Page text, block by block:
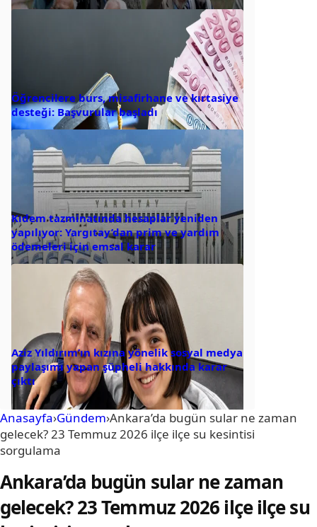
Öğrencilere burs, misafirhane ve kırtasiye
desteği: Başvurular başladı
Kıdem tazminatında hesaplar yeniden
yapılıyor: Yargıtay’dan prim ve yardım
ödemeleri için emsal karar
Aziz Yıldırım’ın kızına yönelik sosyal medya
paylaşımı yapan şüpheli hakkında karar
çıktı
Anasayfa›Gündem›Ankara’da bugün sular ne zaman
gelecek? 23 Temmuz 2026 ilçe ilçe su kesintisi
sorgulama
Ankara’da bugün sular ne zaman
gelecek? 23 Temmuz 2026 ilçe ilçe su